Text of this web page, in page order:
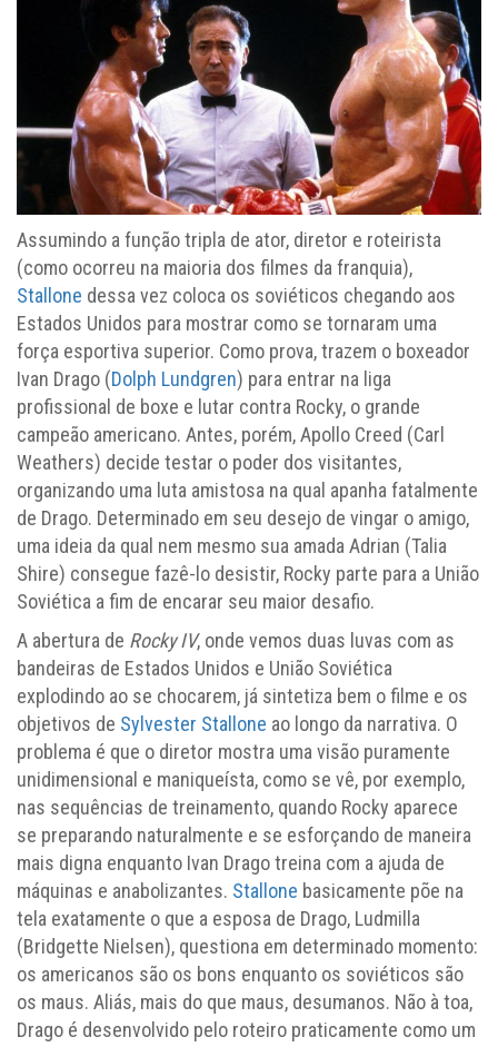
Assumindo a função tripla de ator, diretor e roteirista
(como ocorreu na maioria dos filmes da franquia),
Stallone dessa vez coloca os soviéticos chegando aos
Estados Unidos para mostrar como se tornaram uma
força esportiva superior. Como prova, trazem o boxeador
Ivan Drago (Dolph Lundgren) para entrar na liga
profissional de boxe e lutar contra Rocky, o grande
campeão americano. Antes, porém, Apollo Creed (Carl
Weathers) decide testar o poder dos visitantes,
organizando uma luta amistosa na qual apanha fatalmente
de Drago. Determinado em seu desejo de vingar o amigo,
uma ideia da qual nem mesmo sua amada Adrian (Talia
Shire) consegue fazê-lo desistir, Rocky parte para a União
Soviética a fim de encarar seu maior desafio.
A abertura de Rocky IV, onde vemos duas luvas com as
bandeiras de Estados Unidos e União Soviética
explodindo ao se chocarem, já sintetiza bem o filme e os
objetivos de Sylvester Stallone ao longo da narrativa. O
problema é que o diretor mostra uma visão puramente
unidimensional e maniqueísta, como se vê, por exemplo,
nas sequências de treinamento, quando Rocky aparece
se preparando naturalmente e se esforçando de maneira
mais digna enquanto Ivan Drago treina com a ajuda de
máquinas e anabolizantes. Stallone basicamente põe na
tela exatamente o que a esposa de Drago, Ludmilla
(Bridgette Nielsen), questiona em determinado momento:
os americanos são os bons enquanto os soviéticos são
os maus. Aliás, mais do que maus, desumanos. Não à toa,
Drago é desenvolvido pelo roteiro praticamente como um